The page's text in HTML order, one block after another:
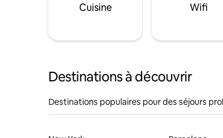
Cuisine Wifi
Destinations à découvrir
Destinations populaires pour des séjours